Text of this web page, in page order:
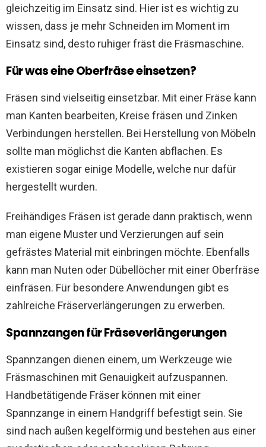
gleichzeitig im Einsatz sind. Hier ist es wichtig zu
wissen, dass je mehr Schneiden im Moment im
Einsatz sind, desto ruhiger fräst die Fräsmaschine.
Für was eine Oberfräse einsetzen?
Fräsen sind vielseitig einsetzbar. Mit einer Fräse kann
man Kanten bearbeiten, Kreise fräsen und Zinken
Verbindungen herstellen. Bei Herstellung von Möbeln
sollte man möglichst die Kanten abflachen. Es
existieren sogar einige Modelle, welche nur dafür
hergestellt wurden.
Freihändiges Fräsen ist gerade dann praktisch, wenn
man eigene Muster und Verzierungen auf sein
gefrästes Material mit einbringen möchte. Ebenfalls
kann man Nuten oder Dübellöcher mit einer Oberfräse
einfräsen. Für besondere Anwendungen gibt es
zahlreiche Fräserverlängerungen zu erwerben.
Spannzangen für Fräseverlängerungen
Spannzangen dienen einem, um Werkzeuge wie
Fräsmaschinen mit Genauigkeit aufzuspannen.
Handbetätigende Fräser können mit einer
Spannzange in einem Handgriff befestigt sein. Sie
sind nach außen kegelförmig und bestehen aus einer